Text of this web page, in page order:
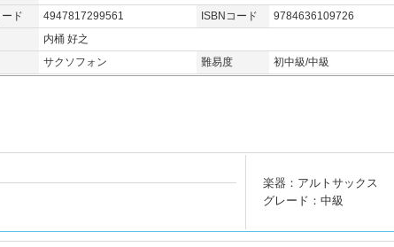
ド
4947817299561 ISBNコード
9784636109726
内桶 好之
サクソフォン 難易度 初中級/中級
楽器：アルトサックス
グレード：中級